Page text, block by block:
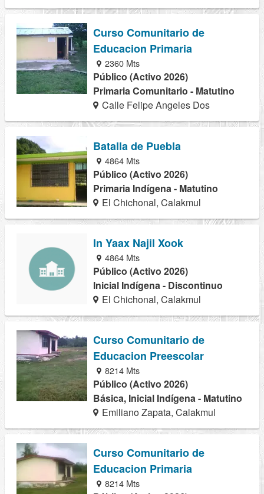
Curso Comunitario de
Educacion Primaria
2360 Mts
Público (Activo 2026)
Primaria Comunitario - Matutino
Calle Felipe Angeles Dos
Batalla de Puebla
4864 Mts
Público (Activo 2026)
Primaria Indígena - Matutino
El Chichonal, Calakmul
In Yaax Najil Xook
4864 Mts
Público (Activo 2026)
Inicial Indígena - Discontinuo
El Chichonal, Calakmul
Curso Comunitario de
Educacion Preescolar
8214 Mts
Público (Activo 2026)
Básica, Inicial Indígena - Matutino
Emiliano Zapata, Calakmul
Curso Comunitario de
Educacion Primaria
8214 Mts